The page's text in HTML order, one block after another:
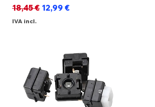
Preço normal
18,45 € Preço promocional
12,99 €
IVA incl.